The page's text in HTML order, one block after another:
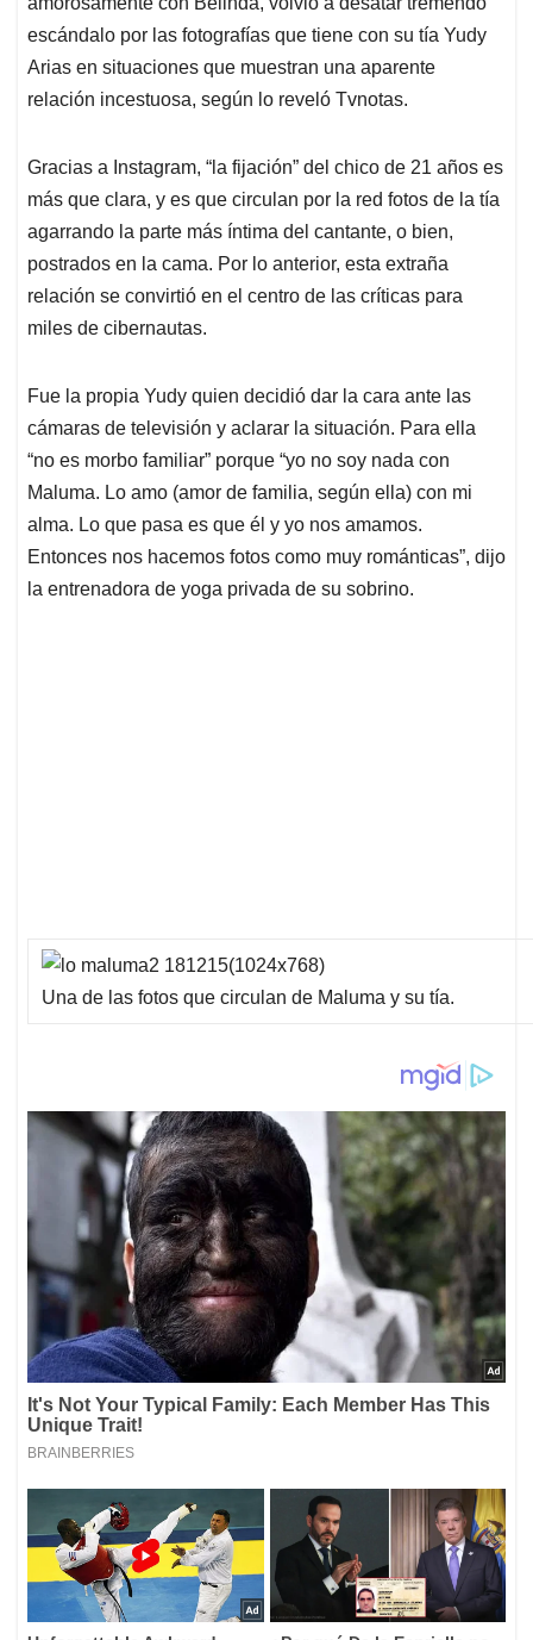
A
p
p
o
o
k
d
I
n
d
s
escándalo por las fotografías que tiene con su tía Yudy
Arias en situaciones que muestran una aparente
relación incestuosa, según lo reveló Tvnotas.
Gracias a Instagram, “la fijación” del chico de 21 años es
más que clara, y es que circulan por la red fotos de la tía
agarrando la parte más íntima del cantante, o bien,
postrados en la cama. Por lo anterior, esta extraña
relación se convirtió en el centro de las críticas para
miles de cibernautas.
Fue la propia Yudy quien decidió dar la cara ante las
cámaras de televisión y aclarar la situación. Para ella
“no es morbo familiar” porque “yo no soy nada con
Maluma. Lo amo (amor de familia, según ella) con mi
alma. Lo que pasa es que él y yo nos amamos.
Entonces nos hacemos fotos como muy románticas”, dijo
la entrenadora de yoga privada de su sobrino.
Una de las fotos que circulan de Maluma y su tía.